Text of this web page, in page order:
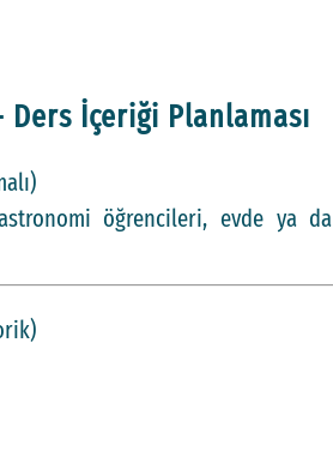
Ders İçeriği Planlaması
öğrencileri, evde ya da